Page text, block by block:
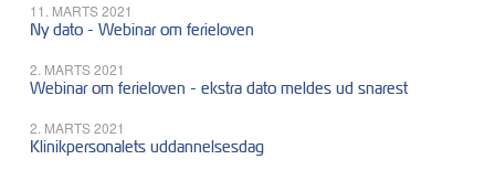
11. MARTS 2021
Ny dato - Webinar om ferieloven
2. MARTS 2021
Webinar om ferieloven - ekstra dato meldes ud snarest
2. MARTS 2021
Klinikpersonalets uddannelsesdag